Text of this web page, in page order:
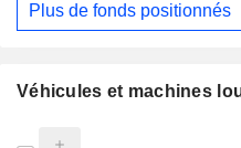
Plus de fonds positionnés
Véhicules et machines